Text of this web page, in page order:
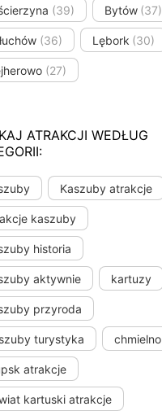
(39) Bytów (37)
(36) Lębork (30)
(27)
ATRAKCJI WEDŁUG
Kaszuby atrakcje
kaszuby
historia
aktywnie kartuzy
przyroda
turystyka chmielno
atrakcje
kartuski atrakcje